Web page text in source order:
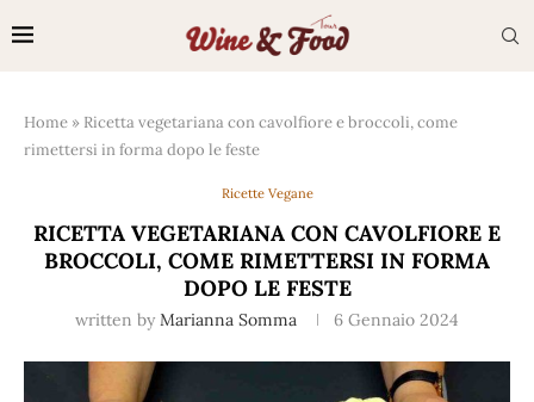
Home » Ricetta vegetariana con cavolfiore e broccoli, come
rimettersi in forma dopo le feste
Ricette Vegane
RICETTA VEGETARIANA CON CAVOLFIORE E
BROCCOLI, COME RIMETTERSI IN FORMA
DOPO LE FESTE
written by Marianna Somma 6 Gennaio 2024